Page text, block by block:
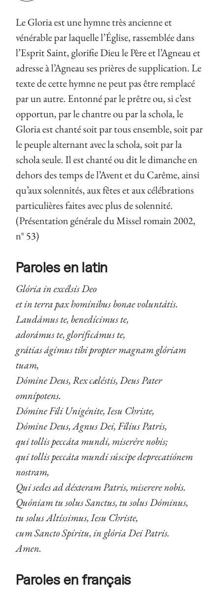
Le Gloria est une hymne très ancienne et
vénérable par laquelle l’Église, rassemblée dans
l’Esprit Saint, glorifie Dieu le Père et l’Agneau et
adresse à l’Agneau ses prières de supplication. Le
texte de cette hymne ne peut pas être remplacé
par un autre. Entonné par le prêtre ou, si c’est
opportun, par le chantre ou par la schola, le
Gloria est chanté soit par tous ensemble, soit par
le peuple alternant avec la schola, soit par la
schola seule. Il est chanté ou dit le dimanche en
dehors des temps de l’Avent et du Carême, ainsi
qu’aux solennités, aux fêtes et aux célébrations
particulières faites avec plus de solennité.
(Présentation générale du Missel romain 2002,
n° 53)
Paroles en latin
Glória in excélsis Deo
et in terra pax homínibus bonae voluntátis.
Laudámus te, benedícimus te,
adorámus te, glorificámus te,
grátias ágimus tibi propter magnam glóriam
tuam,
Dómine Deus, Rex cæléstis, Deus Pater
omnípotens.
Dómine Fili Unigénite, Iesu Christe,
Dómine Deus, Agnus Dei, Fílius Patris,
qui tollis peccáta mundi, miserére nobis;
qui tollis peccáta mundi súscipe deprecatiónem
nostram,
Qui sedes ad déxteram Patris, miserere nobis.
Quóniam tu solus Sanctus, tu solus Dóminus,
tu solus Altíssimus, Iesu Christe,
cum Sancto Spíritu, in glória Dei Patris.
Amen.
Paroles en français